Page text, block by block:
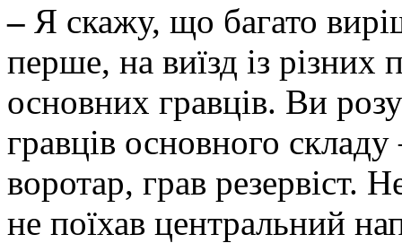
– Я скажу, що багато
перше, на виїзд із
основних гравців. Ви
гравців основного
воротар, грав резервіст.
не поїхав центральний